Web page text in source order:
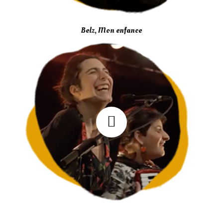
Belz, Mon enfance